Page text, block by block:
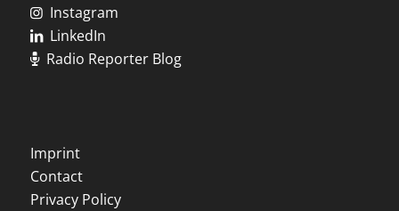
Instagram
LinkedIn
Radio Reporter Blog
Imprint
Contact
Privacy Policy